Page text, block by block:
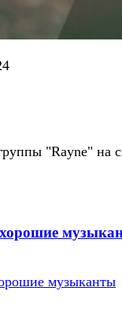
"Rayne" на
хорошие